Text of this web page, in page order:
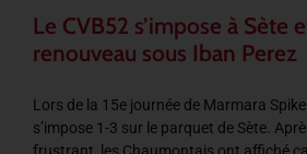
Le CVB52 s’impose à Sète
renouveau sous Iban Perez
Lors de la 15e journée de Marmara
s’impose 1-3 sur le parquet de Sète.